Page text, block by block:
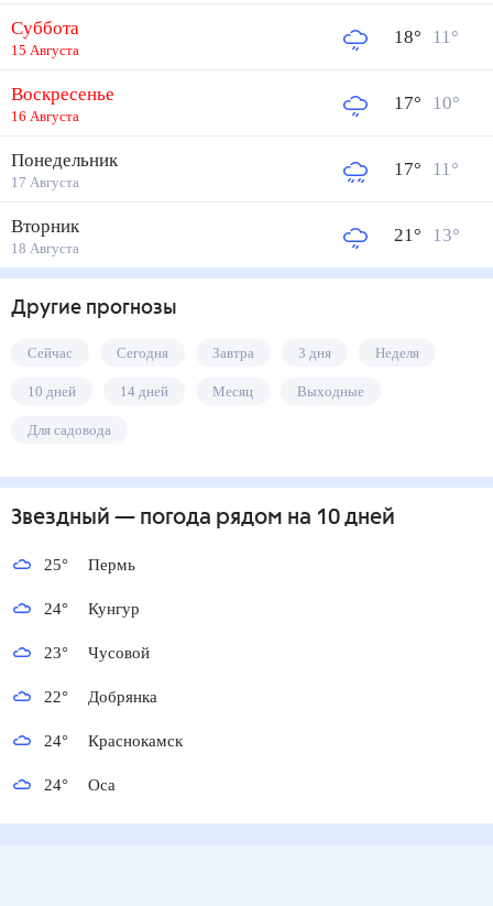
Суббота
15 Августа
18° 11°
Воскресенье
16 Августа
17° 10°
Понедельник
17 Августа
17° 11°
Вторник
18 Августа
21° 13°
Другие прогнозы
Сейчас Сегодня Завтра 3 дня Неделя
10 дней 14 дней Месяц Выходные
Для садовода
Звездный — погода рядом на 10 дней
25° Пермь
24° Кунгур
23° Чусовой
22° Добрянка
24° Краснокамск
24° Оса